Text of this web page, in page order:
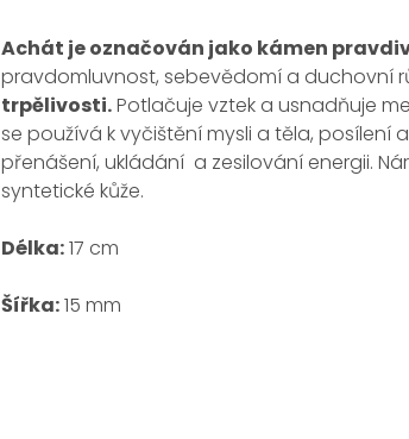
Achát je označován jako kámen
pravdomluvnost, sebevědomí a duchovní
trpělivosti.Potlačuje vztek a usnadňuje
se používá k vyčištění mysli a těla, posílení
přenášení, ukládání a zesilování energii.
syntetické kůže.
Délka:17 cm
Šířka:15 mm